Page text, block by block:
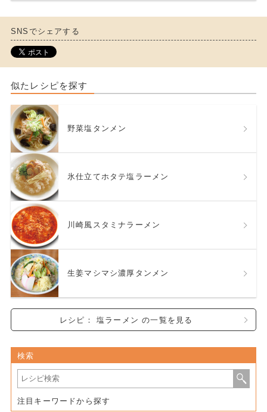
SNSでシェアする
似たレシピを探す
野菜塩タンメン
氷仕立てホタテ塩ラーメン
川崎風スタミナラーメン
生姜マシマシ濃厚タンメン
レシピ： 塩ラーメン の一覧を見る
検索
注目キーワードから探す